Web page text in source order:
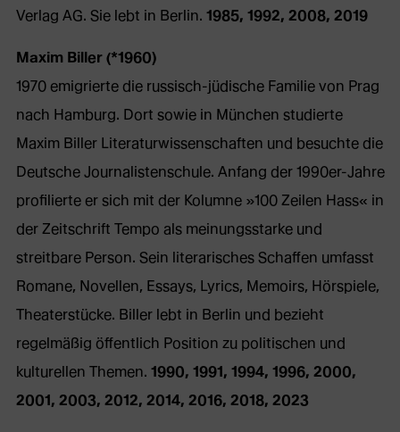
Verlag AG. Sie lebt in Berlin. 1985, 1992, 2008, 2019
Maxim Biller (*1960)
1970 emigrierte die russisch-jüdische Familie von Prag
nach Hamburg. Dort sowie in München studierte
Maxim Biller Literaturwissenschaften und besuchte die
Deutsche Journalistenschule. Anfang der 1990er-Jahre
profilierte er sich mit der Kolumne »100 Zeilen Hass« in
der Zeitschrift Tempo als meinungsstarke und
streitbare Person. Sein literarisches Schaffen umfasst
Romane, Novellen, Essays, Lyrics, Memoirs, Hörspiele,
Theaterstücke. Biller lebt in Berlin und bezieht
regelmäßig öffentlich Position zu politischen und
kulturellen Themen. 1990, 1991, 1994, 1996, 2000,
2001, 2003, 2012, 2014, 2016, 2018, 2023